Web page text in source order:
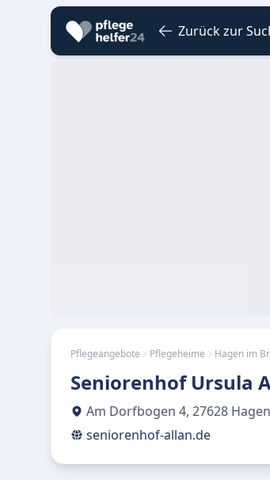
Zurück zur
Pflegeangebote Pflegeheime Hagen im
Seniorenhof Ursula
Am Dorfbogen 4, 27628
seniorenhof-allan.de